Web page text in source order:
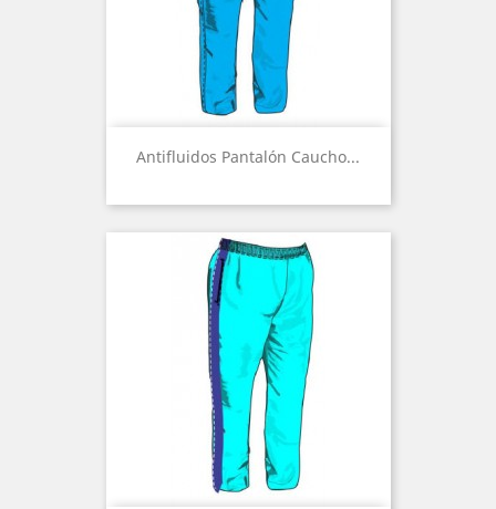
Antifluidos Pantalón Caucho...